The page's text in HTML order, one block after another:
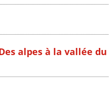
alpes à la vallée du